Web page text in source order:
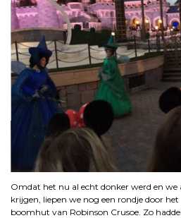
Omdat het nu al echt donker werd en
krijgen, liepen we nog een rondje door
boomhut van Robinson Crusoe. Zo